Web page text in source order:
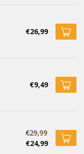
€26,99
€9,49
€29,99
€24,99